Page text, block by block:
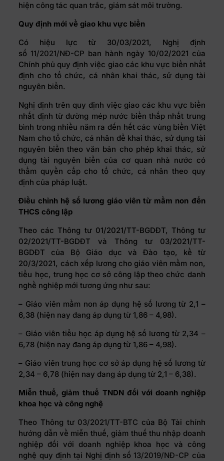
hiện công tác quan trắc, giám sát môi trường.
Quy định mới về giao khu vực biển
Có hiệu lực từ 30/03/2021, Nghị định
số 11/2021/NĐ-CP ban hành ngày 10/02/2021 của
Chính phủ quy định việc giao các khu vực biển nhất
định cho tổ chức, cá nhân khai thác, sử dụng tài
nguyên biển.
Nghị định trên quy định việc giao các khu vực biển
nhất định từ đường mép nước biển thấp nhất trung
bình trong nhiều năm ra đến hết các vùng biển Việt
Nam cho tổ chức, cá nhân để khai thác, sử dụng tài
nguyên biển theo văn bản cho phép khai thác, sử
dụng tài nguyên biển của cơ quan nhà nước có
thẩm quyền cấp cho tổ chức, cá nhân theo quy
định của pháp luật.
Điều chỉnh hệ số lương giáo viên từ mầm non đến
THCS công lập
Theo các Thông tư 01/2021/TT-BGDĐT, Thông tư
02/2021/TT-BGDĐT và Thông tư 03/2021/TT-
BGDĐT của Bộ Giáo dục và Đào tạo, kể từ
20/3/2021, cách xếp lương cho giáo viên mầm non,
tiểu học, trung học cơ sở công lập theo chức danh
nghề nghiệp mới tương ứng như sau:
– Giáo viên mầm non áp dụng hệ số lương từ 2,1 –
6,38 (hiện nay đang áp dụng từ 1,86 – 4,98).
– Giáo viên tiểu học áp dụng hệ số lương từ 2,34 –
6,78 (hiện nay đang áp dụng từ 1,86 – 4,98).
– Giáo viên trung học cơ sở áp dụng hệ số lương từ
2,34 – 6,78 (hiện nay đang áp dụng từ 2,1 – 6,38).
Miễn thuế, giảm thuế TNDN đối với doanh nghiệp
khoa học và công nghệ
Theo Thông tư 03/2021/TT-BTC của Bộ Tài chính
hướng dẫn về miễn thuế, giảm thuế thu nhập doanh
nghiệp đối với doanh nghiệp khoa học và công
nghệ quy định tại Nghị định số 13/2019/NĐ-CP của